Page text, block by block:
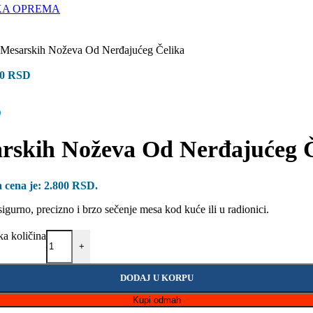
OPREMA
Noževa Od Nerđajućeg Čelika
RSD
Noževa Od Nerđajućeg
cena je: 2.800 RSD.
precizno i brzo sečenje mesa kod kuće ili u radionici.
količina
+
DODAJ U KORPU
Kupi odmah